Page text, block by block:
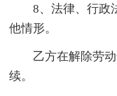
8、法律、行政
他情形。
乙方在解除劳
续。